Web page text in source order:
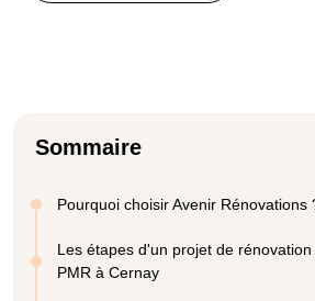
Sommaire
Pourquoi choisir Avenir Rénovations
Les étapes d'un projet de
PMR à Cernay